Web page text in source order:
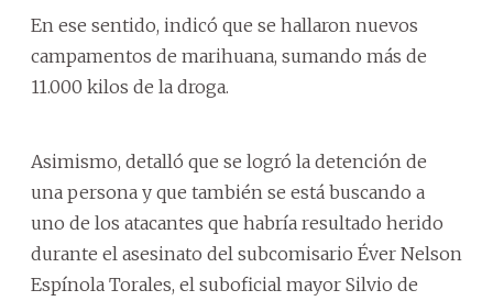
En ese sentido, indicó que se hallaron nuevos
campamentos de marihuana, sumando más de
11.000 kilos de la droga.
Asimismo, detalló que se logró la detención de
una persona y que también se está buscando a
uno de los atacantes que habría resultado herido
durante el asesinato del subcomisario Éver Nelson
Espínola Torales, el suboficial mayor Silvio de